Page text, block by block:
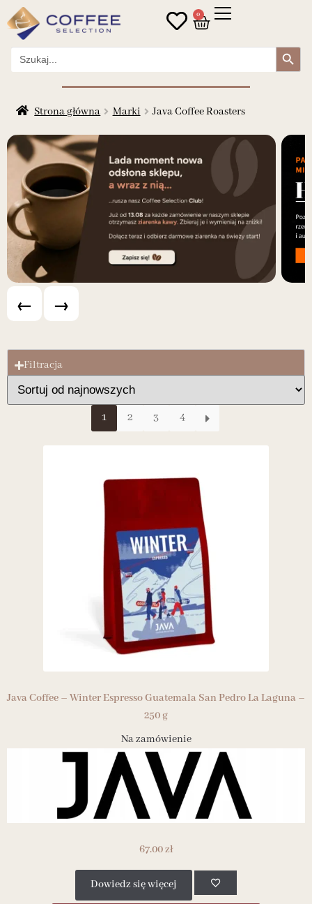
0
Search
for:
Search Button
Strona główna Marki Java Coffee Roasters
← →
Filtracja
1 2 3 4
Java Coffee – Winter Espresso Guatemala San Pedro La Laguna –
250 g
Na zamówienie
67.00zł
Dowiedz się więcej